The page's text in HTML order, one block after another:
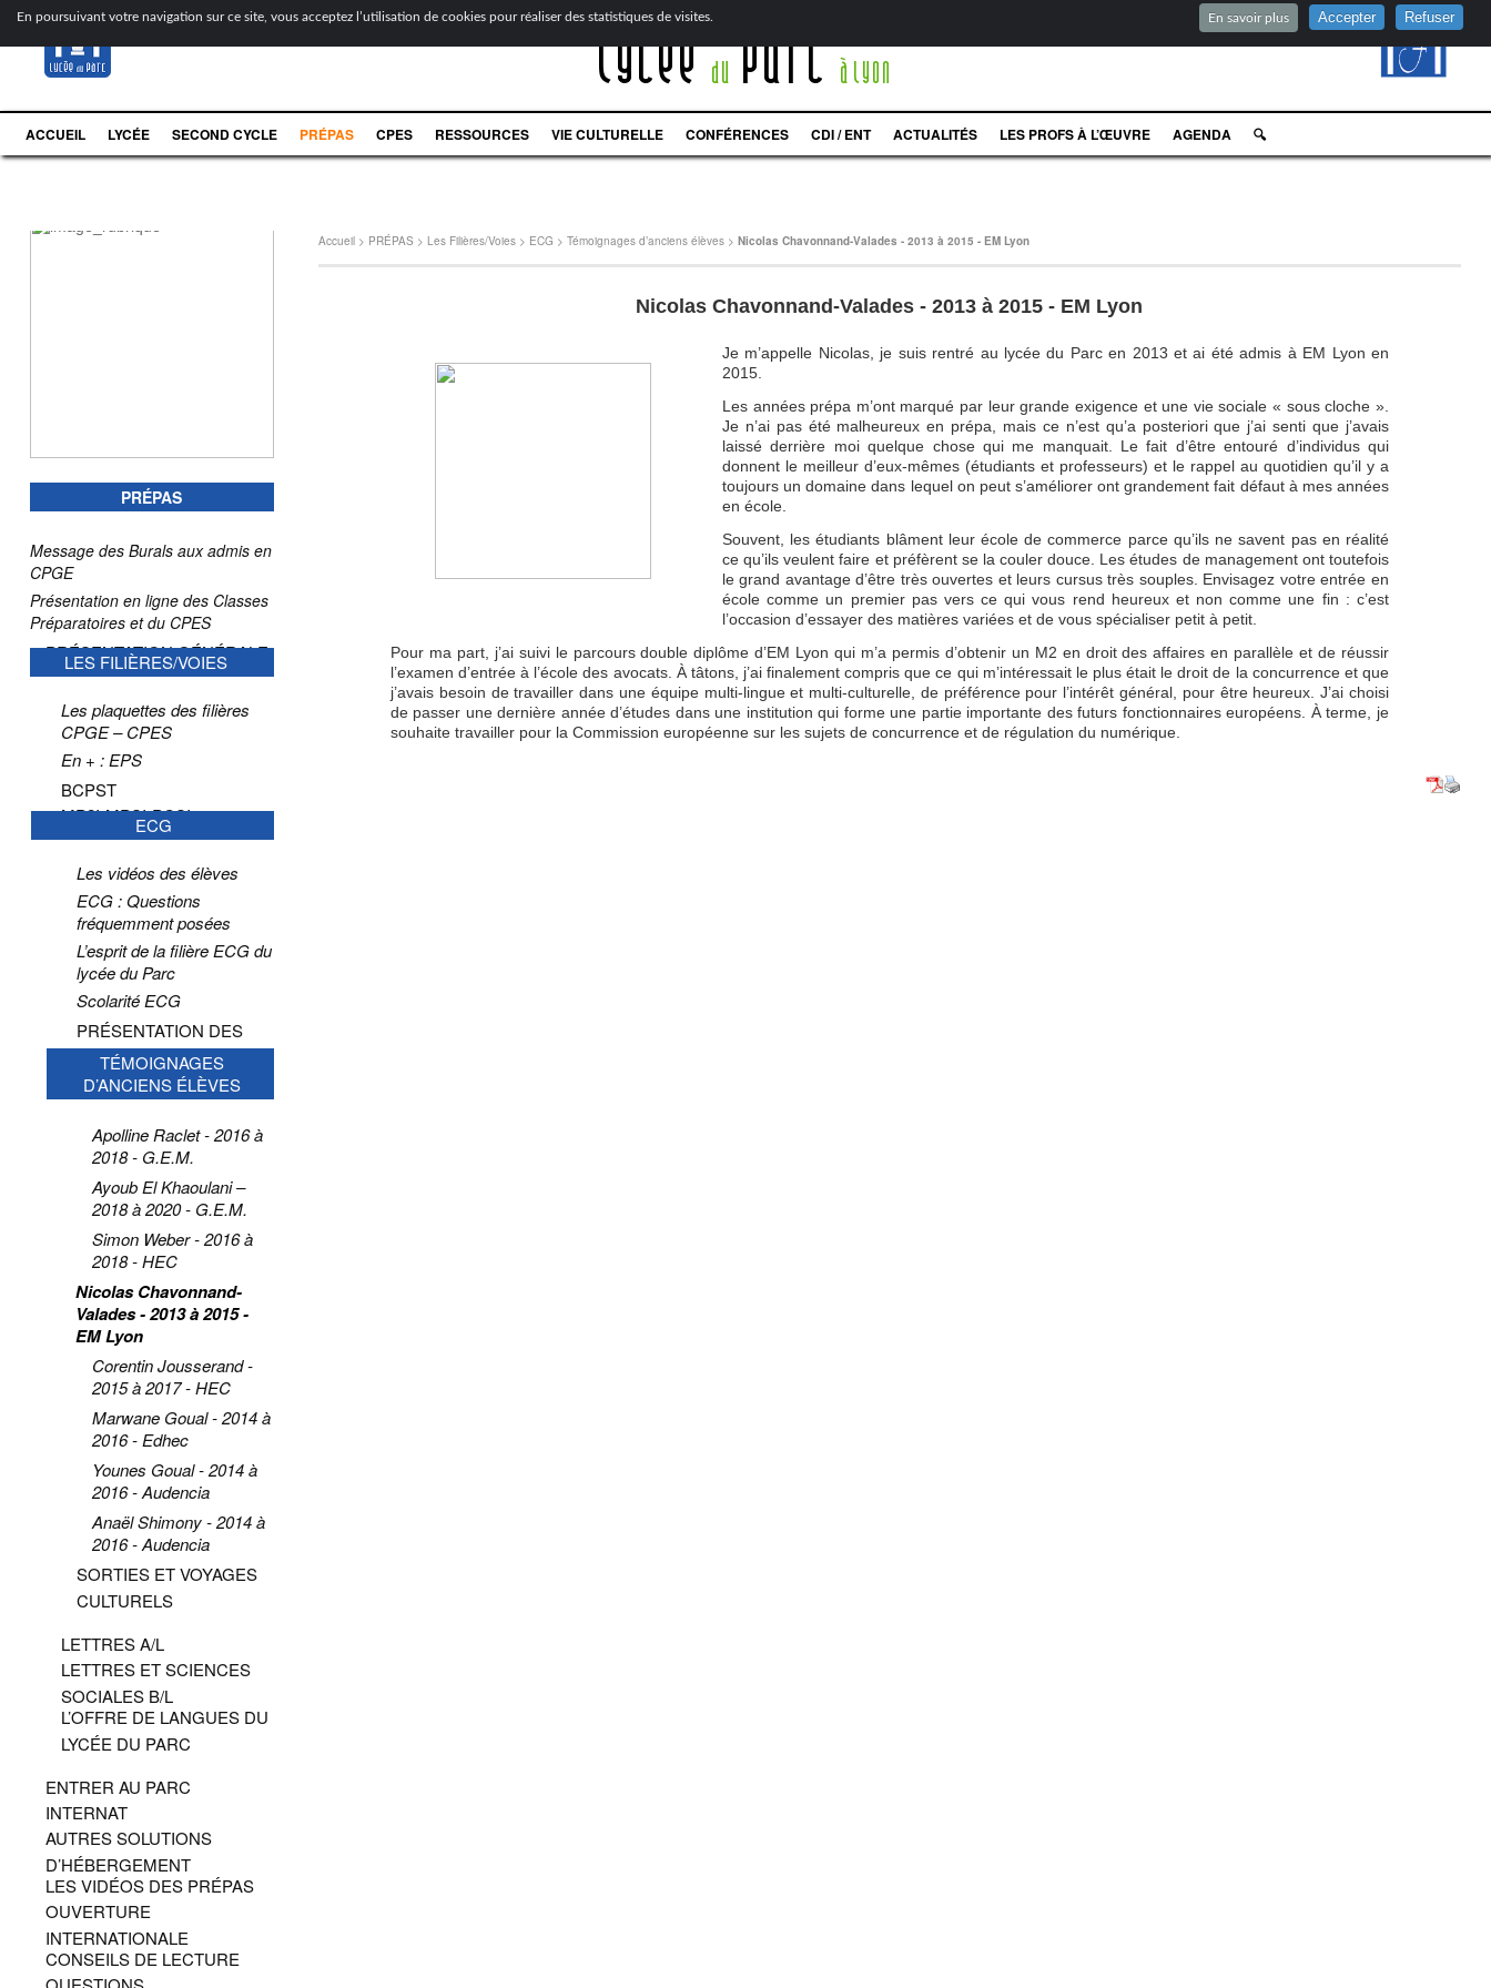
En poursuivant votre navigation sur ce site, vous acceptez l’utilisation de cookies pour réaliser des statistiques de visites. En savoir plus Accepter Refuser
LycéeduParcà Lyon
ACCUEIL LYCÉE SECOND CYCLE PRÉPAS CPES RESSOURCES VIE CULTURELLE CONFÉRENCES CDI / ENT ACTUALITÉS LES PROFS À L’ŒUVRE AGENDA 🔍
Accueil> PRÉPAS > Les Filières/Voies> ECG > Témoignages d’anciens élèves> Nicolas Chavonnand-Valades - 2013 à 2015 - EM Lyon
Nicolas Chavonnand-Valades - 2013 à 2015 - EM Lyon
Je m’appelle Nicolas, je suis rentré au lycée du Parc en 2013 et ai été admis à EM Lyon en
2015.
Les années prépa m’ont marqué par leur grande exigence et une vie sociale « sous cloche ».
Je n’ai pas été malheureux en prépa, mais ce n’est qu’a posteriori que j’ai senti que j’avais
laissé derrière moi quelque chose qui me manquait. Le fait d’être entouré d’individus qui
donnent le meilleur d’eux-mêmes (étudiants et professeurs) et le rappel au quotidien qu’il y a
toujours un domaine dans lequel on peut s’améliorer ont grandement fait défaut à mes années
en école.
Souvent, les étudiants blâment leur école de commerce parce qu’ils ne savent pas en réalité
ce qu’ils veulent faire et préfèrent se la couler douce. Les études de management ont toutefois
le grand avantage d’être très ouvertes et leurs cursus très souples. Envisagez votre entrée en
école comme un premier pas vers ce qui vous rend heureux et non comme une fin : c’est
l’occasion d’essayer des matières variées et de vous spécialiser petit à petit.
Pour ma part, j’ai suivi le parcours double diplôme d’EM Lyon qui m’a permis d’obtenir un M2 en droit des affaires en parallèle et de réussir
l’examen d’entrée à l’école des avocats. À tâtons, j’ai finalement compris que ce qui m’intéressait le plus était le droit de la concurrence et que
j’avais besoin de travailler dans une équipe multi-lingue et multi-culturelle, de préférence pour l’intérêt général, pour être heureux. J’ai choisi
de passer une dernière année d’études dans une institution qui forme une partie importante des futurs fonctionnaires européens. À terme, je
souhaite travailler pour la Commission européenne sur les sujets de concurrence et de régulation du numérique.
PRÉPAS
Message des Burals aux admis en
CPGE
Présentation en ligne des Classes
Préparatoires et du CPES
PRÉSENTATION GÉNÉRALE
LES FILIÈRES/VOIES
Les plaquettes des filières
CPGE – CPES
En + : EPS
BCPST
MP2I-MPSI-PCSI
ECG
Les vidéos des élèves
ECG : Questions
fréquemment posées
L’esprit de la filière ECG du
lycée du Parc
Scolarité ECG
PRÉSENTATION DES
DISCIPLINES EN ECG
TÉMOIGNAGES
D’ANCIENS ÉLÈVES
Apolline Raclet - 2016 à
2018 - G.E.M.
Ayoub El Khaoulani –
2018 à 2020 - G.E.M.
Simon Weber - 2016 à
2018 - HEC
Nicolas Chavonnand-
Valades - 2013 à 2015 -
EM Lyon
Corentin Jousserand -
2015 à 2017 - HEC
Marwane Goual - 2014 à
2016 - Edhec
Younes Goual - 2014 à
2016 - Audencia
Anaël Shimony - 2014 à
2016 - Audencia
SORTIES ET VOYAGES
CULTURELS
LETTRES A/L
LETTRES ET SCIENCES
SOCIALES B/L
L’OFFRE DE LANGUES DU
LYCÉE DU PARC
ENTRER AU PARC
INTERNAT
AUTRES SOLUTIONS
D’HÉBERGEMENT
LES VIDÉOS DES PRÉPAS
OUVERTURE
INTERNATIONALE
CONSEILS DE LECTURE